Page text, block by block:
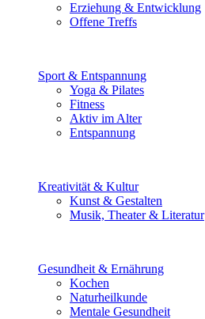
Erziehung & Entwicklung
Offene Treffs
Sport & Entspannung
Yoga & Pilates
Fitness
Aktiv im Alter
Entspannung
Kreativität & Kultur
Kunst & Gestalten
Musik, Theater & Literatur
Gesundheit & Ernährung
Kochen
Naturheilkunde
Mentale Gesundheit